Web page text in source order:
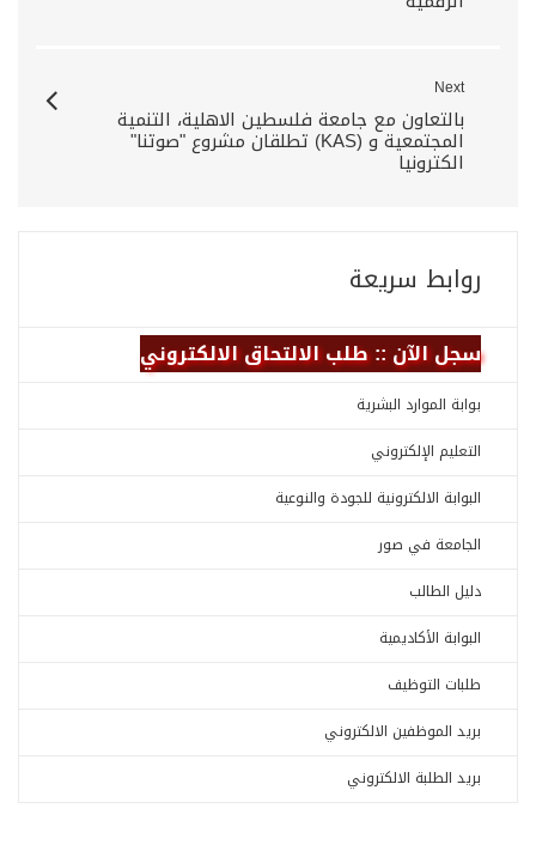
Next
بالتعاون مع جامعة فلسطين الاهلية، التنمية
المجتمعية و (KAS) تطلقان مشروع "صوتنا"
الكترونيا
روابط سريعة
سجل الآن :: طلب الالتحاق الالكتروني
بوابة الموارد البشرية
التعليم الإلكتروني
البوابة الالكترونية للجودة والنوعية
الجامعة في صور
دليل الطالب
البوابة الأكاديمية
طلبات التوظيف
بريد الموظفين الالكتروني
بريد الطلبة الالكتروني